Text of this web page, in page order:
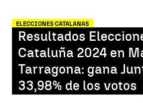
ELECCIONES CATALANAS
Resultados
Cataluña 2024 en
Tarragona: gana
33,98% de los votos